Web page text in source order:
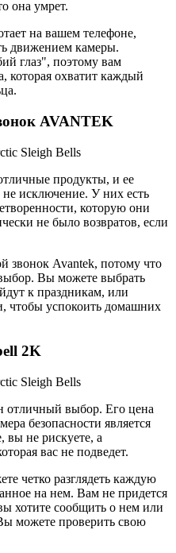
она умрет.
на вашем телефоне,
движением камеры.
глаз", поэтому вам
которая охватит каждый
AVANTEK
продукты, и ее
исключение. У них есть
которую они
не было возвратов, если
звонок Avantek, потому что
Вы можете выбрать
к праздникам, или
чтобы успокоить домашних
2K
отличный выбор. Его цена
безопасности является
вы не рискуете, а
вас не подведет.
четко разглядеть каждую
на нем. Вам не придется
хотите сообщить о нем или
можете проверить свою